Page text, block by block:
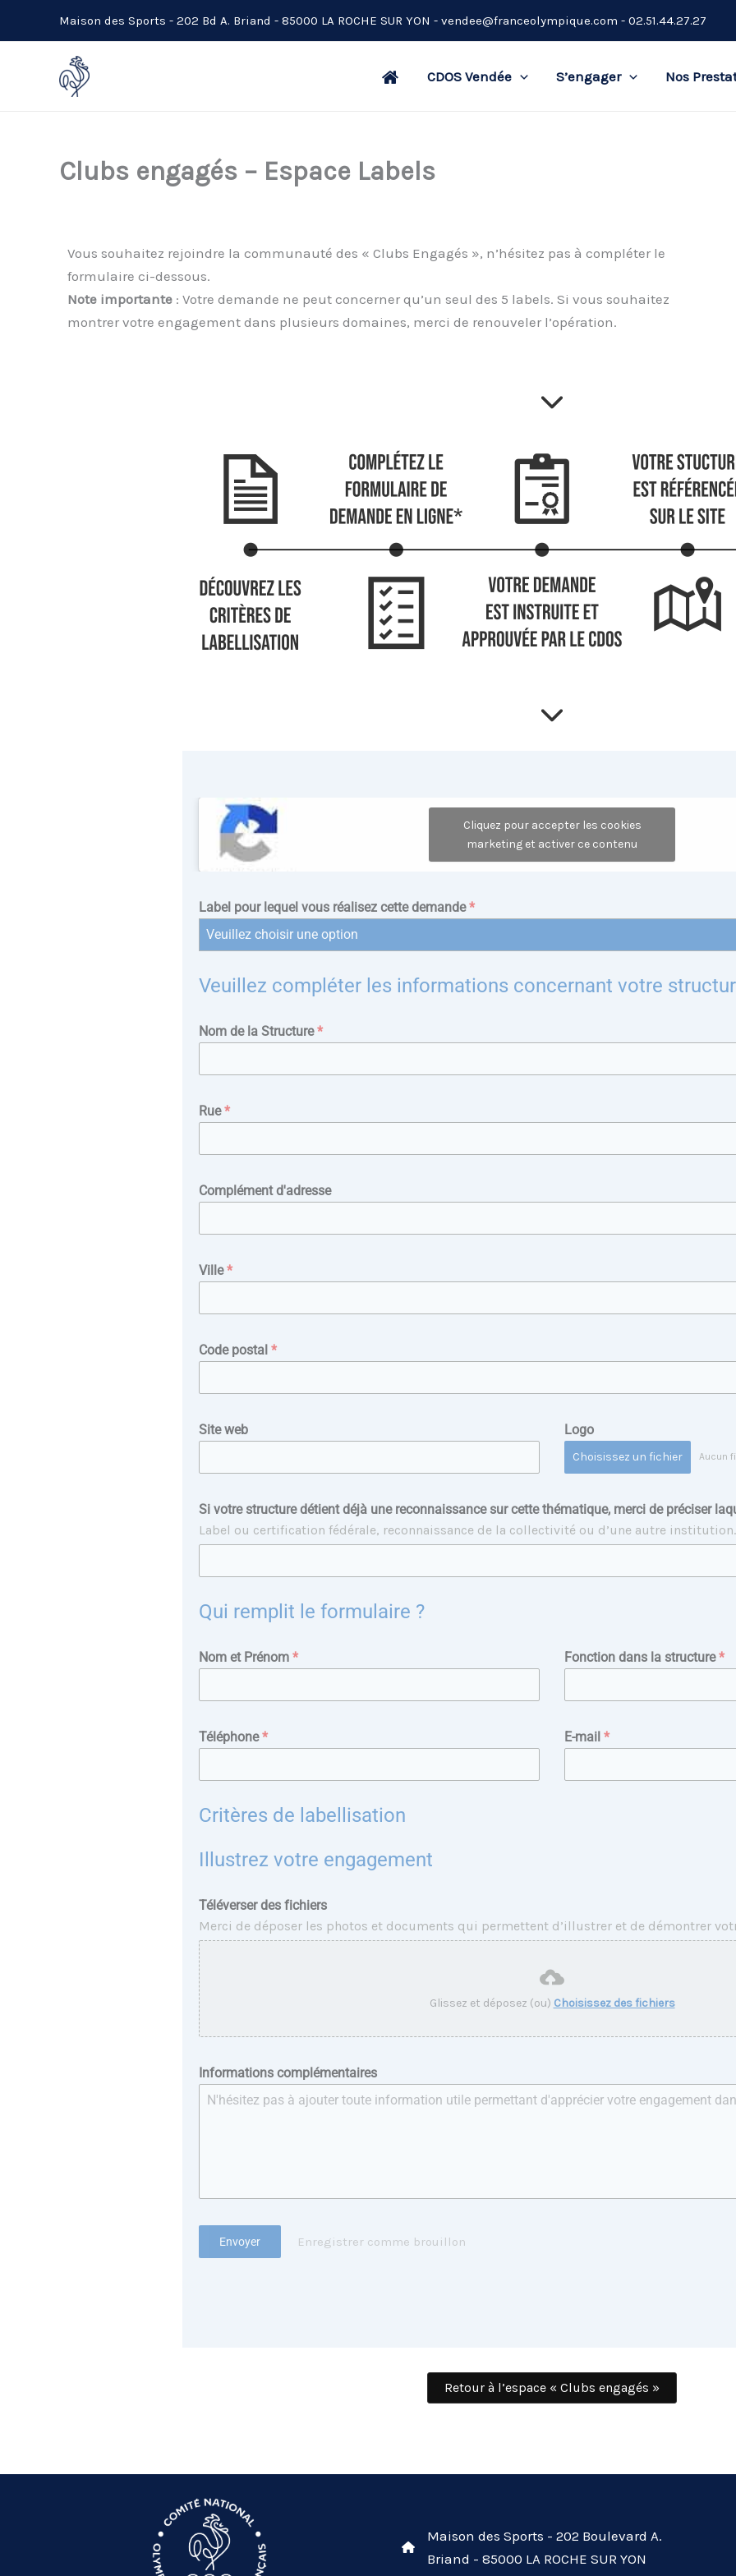
Maison des Sports - 202 Bd A. Briand - 85000 LA ROCHE SUR YON - vendee@franceolympique.com - 02.51.44.27.27
CDOS Vendée S’engager Nos
Clubs engagés – Espace Labels
Vous souhaitez rejoindre la communauté des « Clubs Engagés », n’hésitez pas à compléter le
formulaire ci-dessous.
Note importante : Votre demande ne peut concerner qu’un seul des 5 labels. Si vous souhaitez
montrer votre engagement dans plusieurs domaines, merci de renouveler l’opération.
Cliquez pour accepter les cookies
marketing et activer ce contenu
Label pour lequel vous réalisez cette demande*
Veuillez choisir une option
Veuillez compléter les informations concernant votre
Nom de la Structure*
Rue*
Complément d'adresse
Ville*
Code postal *
Site web Logo
Choisissez un fichier Aucun
Si votre structure détient déjà une reconnaissance sur cette thématique, merci de préciser
Label ou certification fédérale, reconnaissance de la collectivité ou d’une autre
Qui remplit le formulaire ?
Nom et Prénom * Fonction dans la structure*
Téléphone* E-mail *
Critères de labellisation
Illustrez votre engagement
Téléverser des fichiers
Merci de déposer les photos et documents qui permettent d’illustrer et de démontrer
Glissez et déposez (ou) Choisissez des fichiers
Informations complémentaires
Envoyer Enregistrer comme brouillon
Retour à l’espace « Clubs engagés »
Maison des Sports - 202 Boulevard A.
Briand - 85000 LA ROCHE SUR YON